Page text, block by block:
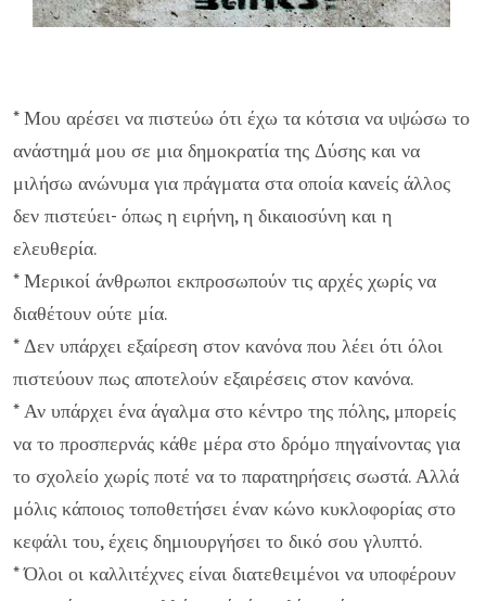
* Μου αρέσει να πιστεύω ότι έχω τα κότσια να υψώσω το
ανάστημά μου σε μια δημοκρατία της Δύσης και να
μιλήσω ανώνυμα για πράγματα στα οποία κανείς άλλος
δεν πιστεύει- όπως η ειρήνη, η δικαιοσύνη και η
ελευθερία.
* Μερικοί άνθρωποι εκπροσωπούν τις αρχές χωρίς να
διαθέτουν ούτε μία.
* Δεν υπάρχει εξαίρεση στον κανόνα που λέει ότι όλοι
πιστεύουν πως αποτελούν εξαιρέσεις στον κανόνα.
* Αν υπάρχει ένα άγαλμα στο κέντρο της πόλης, μπορείς
να το προσπερνάς κάθε μέρα στο δρόμο πηγαίνοντας για
το σχολείο χωρίς ποτέ να το παρατηρήσεις σωστά. Αλλά
μόλις κάποιος τοποθετήσει έναν κώνο κυκλοφορίας στο
κεφάλι του, έχεις δημιουργήσει το δικό σου γλυπτό.
* Όλοι οι καλλιτέχνες είναι διατεθειμένοι να υποφέρουν